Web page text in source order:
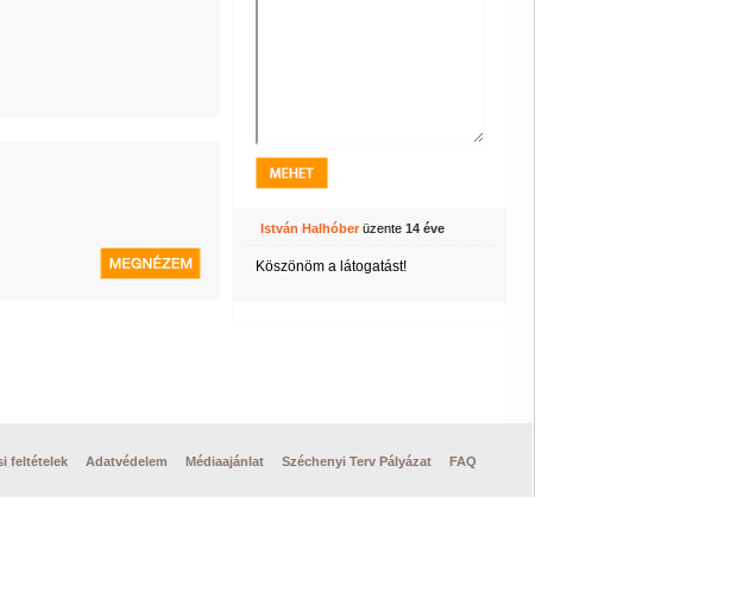
István Halhóberüzente 14 éve
Köszönöm a látogatást!
feltételek Adatvédelem Médiaajánlat Széchenyi Terv Pályázat FAQ